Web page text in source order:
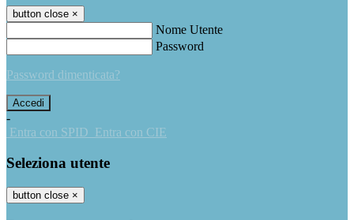
button close ×
Nome Utente
Password
Password dimenticata?
-
Entra con SPID Entra con CIE
Seleziona utente
button close ×